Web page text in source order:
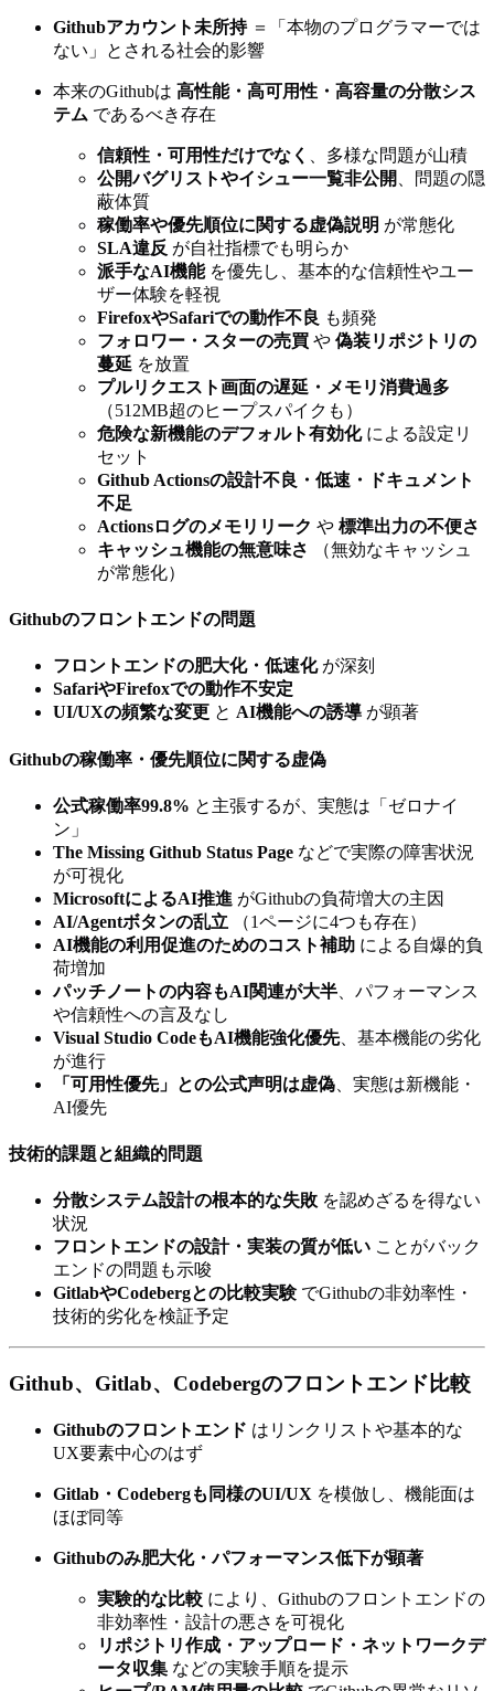
Githubアカウント未所持＝「本物のプログラマーでは
ない」とされる社会的影響
本来のGithubは 高性能・高可用性・高容量の分散シス
テム であるべき存在
信頼性・可用性だけでなく
、多様な問題が山積
公開バグリストやイシュー一覧非公開
、問題の隠
蔽体質
稼働率や優先順位に関する虚偽説明 が常態化
SLA違反 が自社指標でも明らか
派手なAI機能を優先し、基本的な信頼性やユー
ザー体験を軽視
FirefoxやSafariでの動作不良 も頻発
フォロワー・スターの売買 や 偽装リポジトリの
蔓延 を放置
プルリクエスト画面の遅延・メモリ消費過多
（512MB超のヒープスパイクも）
危険な新機能のデフォルト有効化による設定リ
セット
Github Actionsの設計不良・低速・ドキュメント
不足
Actionsログのメモリリーク や 標準出力の不便さ
キャッシュ機能の無意味さ
（無効なキャッシュ
が常態化）
Githubのフロントエンドの問題
フロントエンドの肥大化・低速化が深刻
SafariやFirefoxでの動作不安定
UI/UXの頻繁な変更 と AI機能への誘導 が顕著
Githubの稼働率・優先順位に関する虚偽
公式稼働率99.8% と主張するが、実態は「ゼロナイ
ン」
The Missing Github Status Page などで実際の障害状況
が可視化
MicrosoftによるAI推進 がGithubの負荷増大の主因
AI/Agentボタンの乱立 （1ページに4つも存在）
AI機能の利用促進のためのコスト補助 による自爆的負
荷増加
パッチノートの内容もAI関連が大半 、パフォーマンス
や信頼性への言及なし
Visual Studio CodeもAI機能強化優先、基本機能の劣化
が進行
「可用性優先」との公式声明は虚偽 、実態は新機能・
AI優先
技術的課題と組織的問題
分散システム設計の根本的な失敗 を認めざるを得ない
状況
フロントエンドの設計・実装の質が低い ことがバック
エンドの問題も示唆
GitlabやCodebergとの比較実験でGithubの非効率性・
技術的劣化を検証予定
Github、Gitlab、Codebergのフロントエンド比較
Githubのフロントエンド はリンクリストや基本的な
UX要素中心のはず
Gitlab・Codebergも同様のUI/UX を模倣し、機能面は
ほぼ同等
Githubのみ肥大化・パフォーマンス低下が顕著
実験的な比較 により、Githubのフロントエンドの
非効率性・設計の悪さを可視化
リポジトリ作成・アップロード・ネットワークデ
ータ収集 などの実験手順を提示